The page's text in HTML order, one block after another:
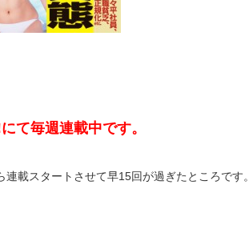
て毎週連載中です。
連載スタートさせて早15回が過ぎたところです。